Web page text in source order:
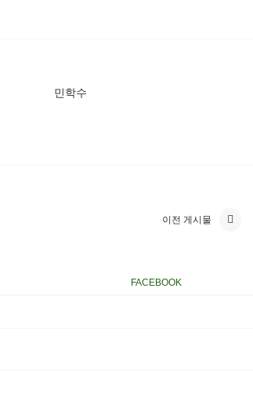
민학수
이전 게시물
FACEBOOK